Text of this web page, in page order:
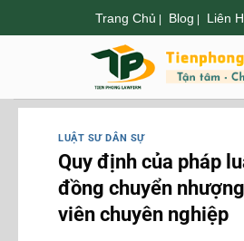
đến
Trang Chủ | Blog | Liên
LUẬT SƯ DÂN SỰ
Quy định của pháp
đồng chuyển
viên chuyên nghiệp